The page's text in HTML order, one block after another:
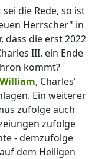
die Rede, so ist
Herrscher" in
dass die erst 2022
III. ein Ende
kommt?
, Charles'
Ein weiterer
zufolge auch
zufolge
- demzufolge
dem Heiligen